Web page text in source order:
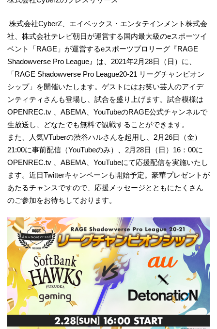
株式会社CyberZ、エイベックス・エンタテインメント株式会
社、株式会社テレビ朝日が運営する国内最大級のeスポーツイ
ベント「RAGE」が運営するeスポーツプロリーグ『RAGE
Shadowverse Pro League』は、2021年2月28日（日）に、
「RAGE Shadowverse Pro League20-21 リーグチャンピオン
シップ」を開催いたします。ゲストにはお笑い芸人のアイデ
ンティティさんも登場し、試合を盛り上げます。試合模様は
OPENREC.tv 、ABEMA、YouTubeのRAGE公式チャンネルで
生放送し、どなたでも無料で観戦することができます。
また、人気VTuberの渋谷ハルさんを起用し、2月26日（金）
21:00に事前配信（YouTubeのみ）、2月28日（日）16：00に
OPENREC.tv 、ABEMA、YouTubeにて応援配信を実施いたし
ます。近日Twitterキャンペーンも開始予定。豪華プレゼントが
あたるチャンスですので、応援メッセージとともにたくさん
のご参加をお待ちしております。